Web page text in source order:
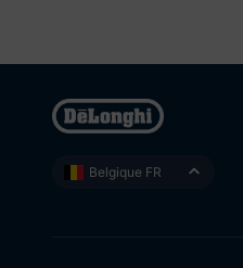
Belgique FR